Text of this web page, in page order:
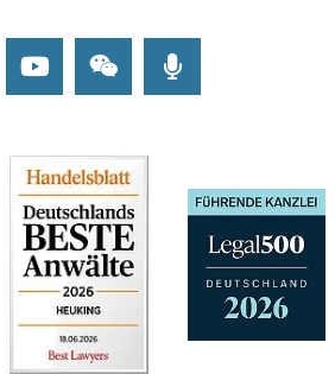
LinkedInYoutubeWechat